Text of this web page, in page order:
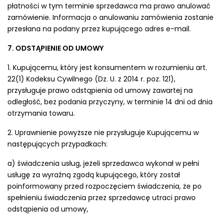
płatności w tym terminie sprzedawca ma prawo anulować
zamówienie. Informacja o anulowaniu zamówienia zostanie
przesłana na podany przez kupującego adres e-mail.
7. ODSTĄPIENIE OD UMOWY
1. Kupującemu, który jest konsumentem w rozumieniu art.
22(1) Kodeksu Cywilnego (Dz. U. z 2014 r. poz. 121),
przysługuje prawo odstąpienia od umowy zawartej na
odległość, bez podania przyczyny, w terminie 14 dni od dnia
otrzymania towaru.
2. Uprawnienie powyższe nie przysługuje Kupującemu w
następujących przypadkach:
a) świadczenia usług, jeżeli sprzedawca wykonał w pełni
usługę za wyraźną zgodą kupującego, który został
poinformowany przed rozpoczęciem świadczenia, że po
spełnieniu świadczenia przez sprzedawcę utraci prawo
odstąpienia od umowy,